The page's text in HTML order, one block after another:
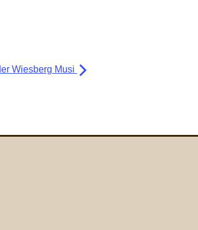
Wiesberg Musi